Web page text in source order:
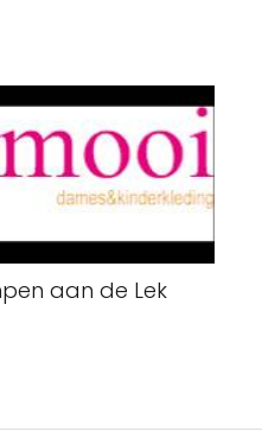
aan de Lek